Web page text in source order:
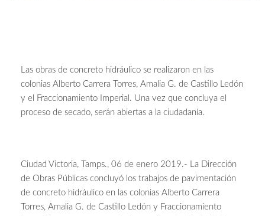
Las obras de concreto hidráulico se realizaron en las
colonias Alberto Carrera Torres, Amalia G. de Castillo Ledón
y el Fraccionamiento Imperial. Una vez que concluya el
proceso de secado, serán abiertas a la ciudadanía.
Ciudad Victoria, Tamps., 06 de enero 2019.- La Dirección
de Obras Públicas concluyó los trabajos de pavimentación
de concreto hidráulico en las colonias Alberto Carrera
Torres, Amalia G. de Castillo Ledón y Fraccionamiento